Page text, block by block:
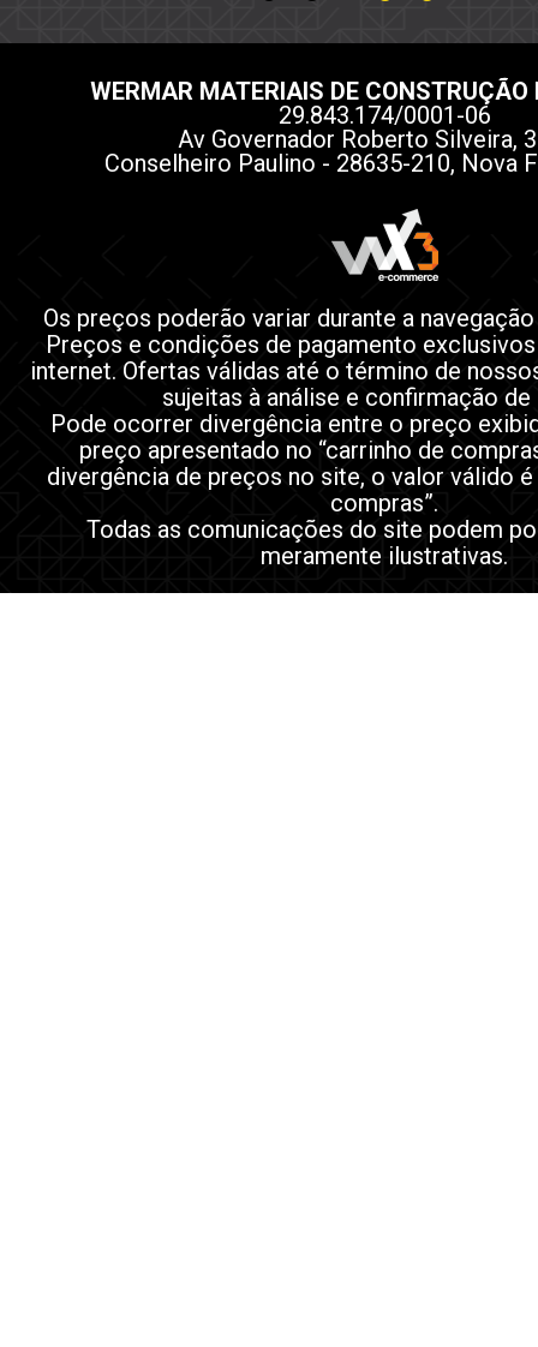
WERMAR MATERIAIS DE CONSTRUÇÃO
29.843.174/0001-06
Av Governador Roberto Silveira,
Conselheiro Paulino - 28635-210, Nova
Os preços poderão variar durante a
Preços e condições de pagamento
internet. Ofertas válidas até o término de
sujeitas à análise e confirmação de
Pode ocorrer divergência entre o preço
preço apresentado no “carrinho de
divergência de preços no site, o valor válido é
compras”.
Todas as comunicações do site podem
meramente ilustrativas.